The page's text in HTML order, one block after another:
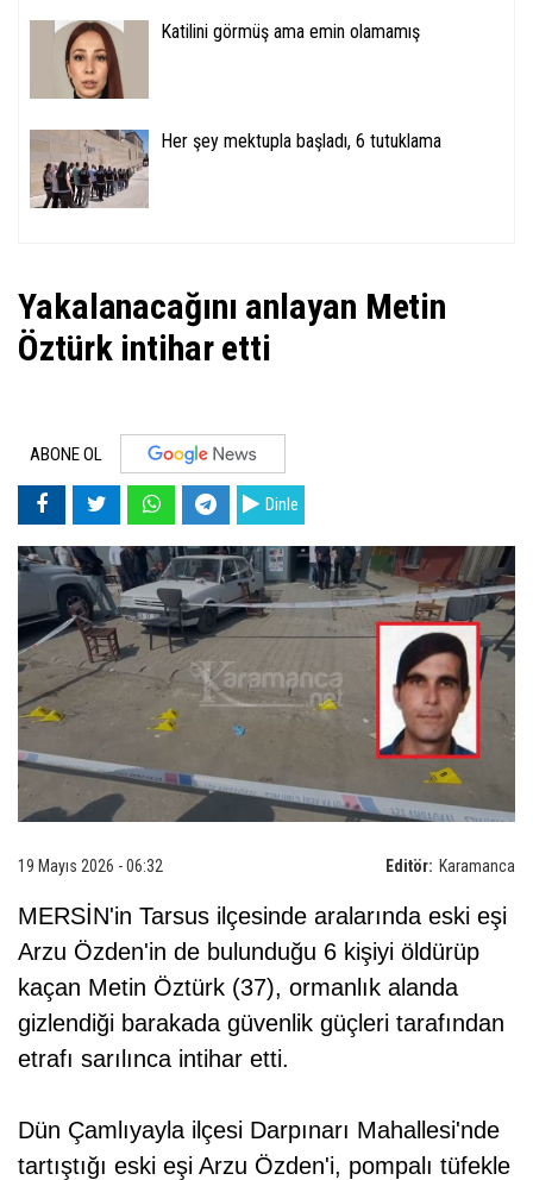
Katilini görmüş ama emin olamamış
Her şey mektupla başladı, 6 tutuklama
Yakalanacağını anlayan Metin
Öztürk intihar etti
ABONE OL
Dinle
Editör: Karamanca
19 Mayıs 2026 - 06:32
MERSİN'in Tarsus ilçesinde aralarında eski eşi
Arzu Özden'in de bulunduğu 6 kişiyi öldürüp
kaçan Metin Öztürk (37), ormanlık alanda
gizlendiği barakada güvenlik güçleri tarafından
etrafı sarılınca intihar etti.
Dün Çamlıyayla ilçesi Darpınarı Mahallesi'nde
tartıştığı eski eşi Arzu Özden'i, pompalı tüfekle